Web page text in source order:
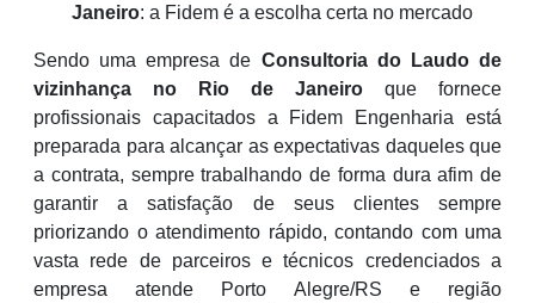
Janeiro: a Fidem é a escolha certa no mercado
Sendo uma empresa de Consultoria do Laudo de
vizinhança no Rio de Janeiro que fornece
profissionais capacitados a Fidem Engenharia está
preparada para alcançar as expectativas daqueles que
a contrata, sempre trabalhando de forma dura afim de
garantir a satisfação de seus clientes sempre
priorizando o atendimento rápido, contando com uma
vasta rede de parceiros e técnicos credenciados a
empresa atende Porto Alegre/RS e região